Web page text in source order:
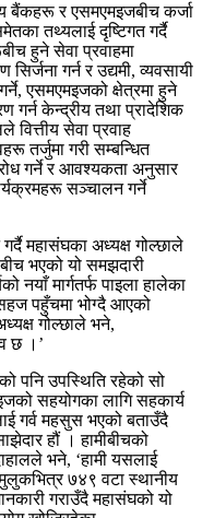
बैंकहरू र एसमएमइजबीच कर्जा
तथ्यलाई दृष्टिगत गर्दै
हुने सेवा प्रवाहमा
गर्न र उद्यमी, व्यवसायी
एसमएमइजको क्षेत्रमा हुने
गर्न केन्द्रीय तथा प्रादेशिक
वित्तीय सेवा प्रवाह
तर्जुमा गरी सम्बन्धित
गर्ने र आवश्यकता अनुसार
सञ्चालन गर्ने
महासंघका अध्यक्ष गोल्छाले
भएको यो समझदारी
नयाँ मार्गतर्फ पाइला हालेका
पहुँचमा भोग्दै आएको
गोल्छाले भने,
छ ।’
पनि उपस्थिति रहेको सो
सहयोगका लागि सहकार्य
गर्व महसुस भएको बताउँदै
हौं । हामीबीचको
भने, ‘हामी यसलाई
७४९ वटा स्थानीय
गराउँदै महासंघको यो